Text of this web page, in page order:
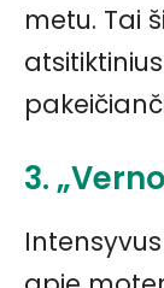
metu. Tai
3.